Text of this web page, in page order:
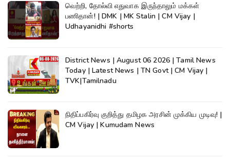
வெற்றி, தோல்வி எதுவாக இருந்தாலும் மக்கள்
பணிதான்! | DMK | MK Stalin | CM Vijay |
Udhayanidhi #shorts
District News | August 06 2026 | Tamil News
Today | Latest News | TN Govt | CM Vijay |
TVK|Tamilnadu
நிதிப்பகிர்வு குறித்து தமிழக அரசின் முக்கிய முடிவு! |
CM Vijay | Kumudam News